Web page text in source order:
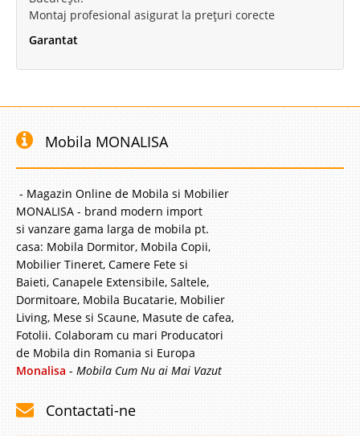
Montaj profesional asigurat la prețuri corecte
Garantat
Mobila MONALISA
- Magazin Online de Mobila si Mobilier
MONALISA - brand modern import
si vanzare gama larga de mobila pt.
casa: Mobila Dormitor, Mobila Copii,
Mobilier Tineret, Camere Fete si
Baieti, Canapele Extensibile, Saltele,
Dormitoare, Mobila Bucatarie, Mobilier
Living, Mese si Scaune, Masute de cafea,
Fotolii. Colaboram cu mari Producatori
de Mobila din Romania si Europa
Monalisa - Mobila Cum Nu ai Mai Vazut
Contactati-ne